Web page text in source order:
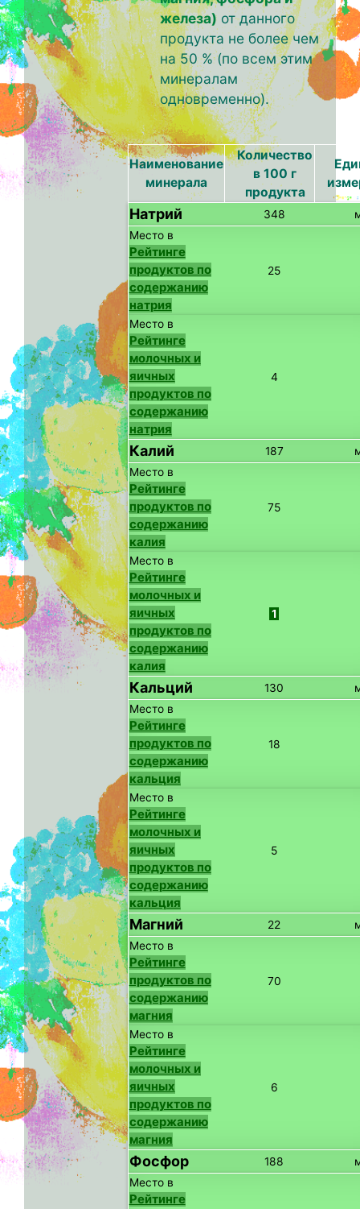
железа)от данного
продукта не более чем
на 50 % (по всем этим
минералам
одновременно).
Наименование
минерала
Количество
в 100 г
продукта
Натрий 348
Место в
Рейтинге
продуктов по
содержанию
натрия
25
Место в
Рейтинге
молочных и
яичных
продуктов по
содержанию
натрия
4
Калий 187
Место в
Рейтинге
продуктов по
содержанию
калия
75
Место в
Рейтинге
молочных и
яичных
продуктов по
содержанию
калия
1
Кальций 130
Место в
Рейтинге
продуктов по
содержанию
кальция
18
Место в
Рейтинге
молочных и
яичных
продуктов по
содержанию
кальция
5
Магний 22
Место в
Рейтинге
продуктов по
содержанию
магния
70
Место в
Рейтинге
молочных и
яичных
продуктов по
содержанию
магния
6
Фосфор 188
Место в
Рейтинге